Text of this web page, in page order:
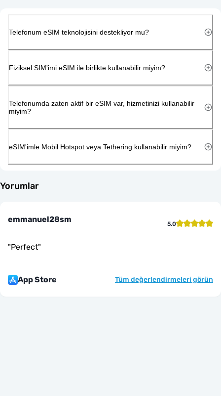
Telefonum eSIM teknolojisini destekliyor mu?
Fiziksel SIM'imi eSIM ile birlikte kullanabilir miyim?
Telefonumda zaten aktif bir eSIM var, hizmetinizi kullanabilir
miyim?
eSIM'imle Mobil Hotspot veya Tethering kullanabilir miyim?
Yorumlar
emmanuel28sm 5.0
"Perfect"
App Store Tüm değerlendirmeleri görün